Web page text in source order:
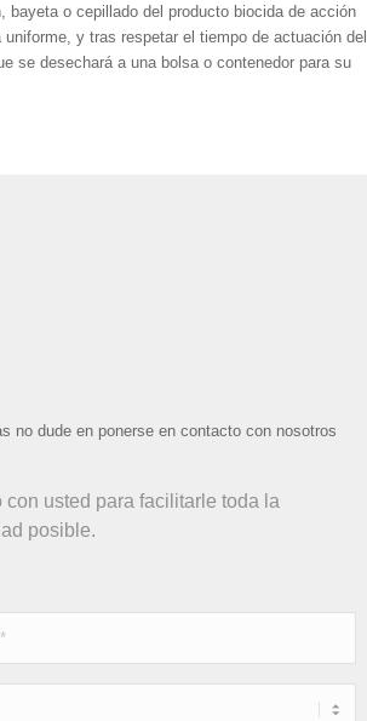
o cepillado del producto biocida de acción
y tras respetar el tiempo de actuación del
se desechará a una bolsa o contenedor para su
no dude en ponerse en contacto con nosotros
usted para facilitarle toda la
posible.